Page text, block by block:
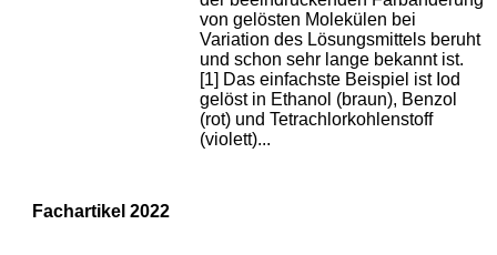
von gelösten Molekülen bei
Variation des Lösungsmittels beruht
und schon sehr lange bekannt ist.
[1] Das einfachste Beispiel ist Iod
gelöst in Ethanol (braun), Benzol
(rot) und Tetrachlorkohlenstoff
(violett)...
Fachartikel 2022